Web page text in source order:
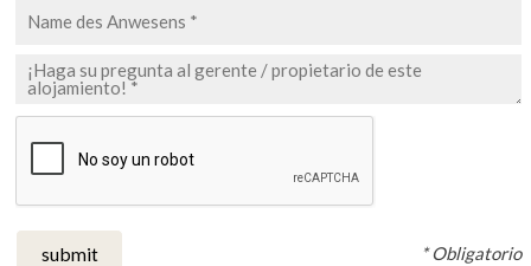
submit * Obligatorio